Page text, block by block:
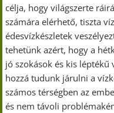
célja, hogy világszerte
számára elérhető, tiszta
édesvízkészletek
tehetünk azért, hogy a
jó szokások és kis
hozzá tudunk járulni a
számos térségben az
és nem távoli